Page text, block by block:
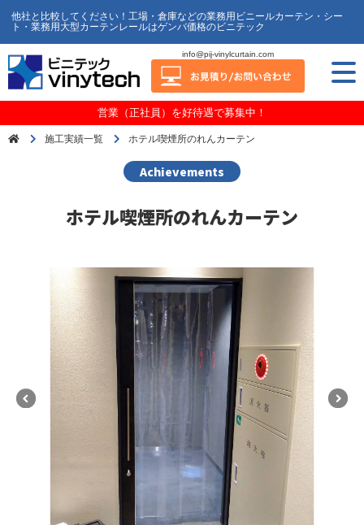
他社と比較してください！工場・倉庫などの業務用ビニールカーテン・シー
ト・業務用大型カーテンレールはゲンバ価格のビニテック
info@pij-vinylcurtain.com
営業（正社員）を好待遇で募集中！
施工実績一覧 ホテル喫煙所のれんカーテン
Achievements
ホテル喫煙所のれんカーテン